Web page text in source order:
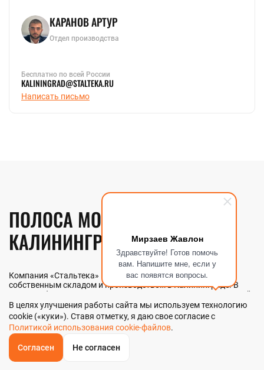
Мирзаев Жавлон
Здравствуйте! Готов помочь
вам. Напишите мне, если у
вас появятся вопросы.
ОБРАТНЫЙЗВОНОК
КАРАНОВ АРТУР
Отдел производства
Бесплатно по всей России
KALININGRAD@STALTEKA.RU
Написать письмо
ПОЛОСА МОЛИБДЕНОВАЯ В
КАЛИНИНГРАДЕ
Компания «Стальтека» — поставщик металлопроката с
собственным складом и производством в Калининграде. В
наличии более 130 видов металлопроката и 70 наименований
металлоизделий — черный, цветной и нержавеющий прокат
любых типоразмеров. Мы реализуем полосу молибденовую
как оптом, так и в розницу прямо со склада из наличия или
под заказ. Контроль качества на всех этапах — от входного
анализа до отгрузки.
Главная
В целях улучшения работы сайта мы используем технологию
cookie («куки»). Ставя отметку, я даю свое согласие с
Политикой использования cookie-файлов.
Согласен Не согласен